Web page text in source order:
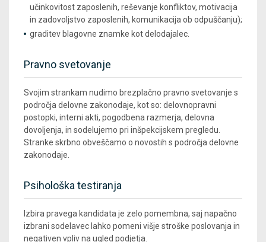
učinkovitost zaposlenih, reševanje konfliktov, motivacija
in zadovoljstvo zaposlenih, komunikacija ob odpuščanju);
graditev blagovne znamke kot delodajalec.
Pravno svetovanje
Svojim strankam nudimo brezplačno pravno svetovanje s
področja delovne zakonodaje, kot so: delovnopravni
postopki, interni akti, pogodbena razmerja, delovna
dovoljenja, in sodelujemo pri inšpekcijskem pregledu.
Stranke skrbno obveščamo o novostih s področja delovne
zakonodaje.
Psihološka testiranja
Izbira pravega kandidata je zelo pomembna, saj napačno
izbrani sodelavec lahko pomeni višje stroške poslovanja in
negativen vpliv na ugled podjetja.